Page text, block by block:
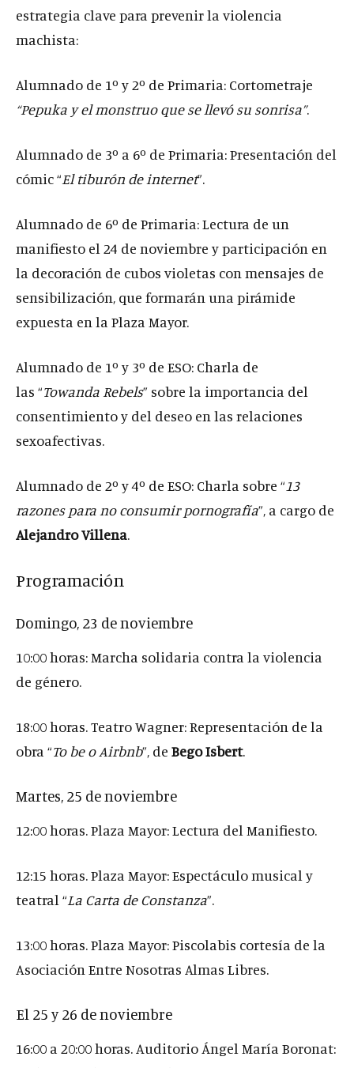
estrategia clave para prevenir la violencia
machista:
Alumnado de 1º y 2º de Primaria: Cortometraje
“Pepuka y el monstruo que se llevó su sonrisa”.
Alumnado de 3º a 6º de Primaria: Presentación del
cómic “El tiburón de internet”.
Alumnado de 6º de Primaria: Lectura de un
manifiesto el 24 de noviembre y participación en
la decoración de cubos violetas con mensajes de
sensibilización, que formarán una pirámide
expuesta en la Plaza Mayor.
Alumnado de 1º y 3º de ESO: Charla de
las “Towanda Rebels” sobre la importancia del
consentimiento y del deseo en las relaciones
sexoafectivas.
Alumnado de 2º y 4º de ESO: Charla sobre “ 13
razones para no consumir pornografía”, a cargo de
Alejandro Villena.
Programación
Domingo, 23 de noviembre
10:00 horas: Marcha solidaria contra la violencia
de género.
18:00 horas. Teatro Wagner: Representación de la
obra “To be o Airbnb”, de Bego Isbert.
Martes, 25 de noviembre
12:00 horas. Plaza Mayor: Lectura del Manifiesto.
12:15 horas. Plaza Mayor: Espectáculo musical y
teatral “La Carta de Constanza”.
13:00 horas. Plaza Mayor: Piscolabis cortesía de la
Asociación Entre Nosotras Almas Libres.
El 25 y 26 de noviembre
16:00 a 20:00 horas. Auditorio Ángel María Boronat: